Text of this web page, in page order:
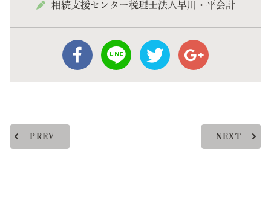
相続支援センター税理士法人早川・平会計
PREV NEXT